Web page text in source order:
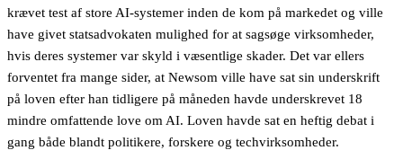
krævet test af store AI-systemer inden de kom på markedet og ville
have givet statsadvokaten mulighed for at sagsøge virksomheder,
hvis deres systemer var skyld i væsentlige skader. Det var ellers
forventet fra mange sider, at Newsom ville have sat sin underskrift
på loven efter han tidligere på måneden havde underskrevet 18
mindre omfattende love om AI. Loven havde sat en heftig debat i
gang både blandt politikere, forskere og techvirksomheder.